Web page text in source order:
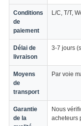
Conditions
de
paiement
L/C, T/T,
Délai de
livraison
3-7 jours
Moyens
de
transport
Par voie
Garantie
de la
Nous
acheteurs